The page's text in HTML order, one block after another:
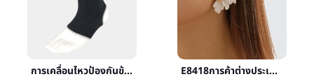
การเคลื่อนไหวป้องกันข้อเท้าการถักบาสเกตบอลนักไต่เขาแบดมินตันฟิตเนสé²ป้องกันป้องกันèข้อเท้าข้อเท้าแพลงชายและหญิงในนามของ E8418การค้าต่างประเทศสินค้าใหม่ต่างหูยุโรปRetroโลหะผสมดอกไม้ต่างหูหญิงอารมณ์เส้นดอกไม้ต่างหู